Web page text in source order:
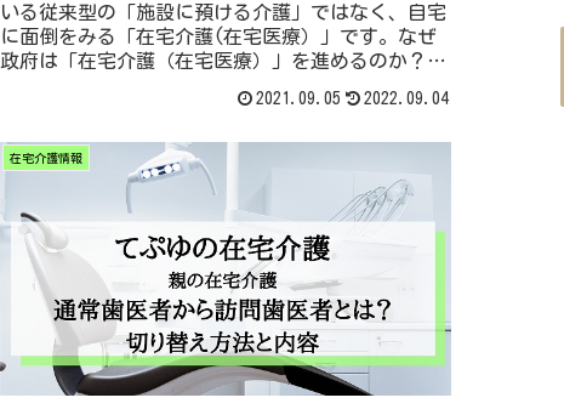
いる従来型の「施設に預ける介護」ではなく、自宅
に面倒をみる「在宅介護(在宅医療）」です。なぜ
政府は「在宅介護（在宅医療）」を進めるのか？在
で必要な医療・介護サービスを受けつつ、安心して
2021.09.05 2022.09.04
在宅介護情報